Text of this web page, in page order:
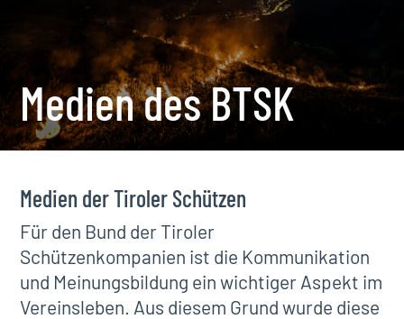
Medien des BTSK
​Medien der Tiroler Schützen
Für den Bund der Tiroler
Schützenkompanien ist die Kommunikation
und Meinungsbildung ein wichtiger Aspekt im
Vereinsleben. Aus diesem Grund wurde diese